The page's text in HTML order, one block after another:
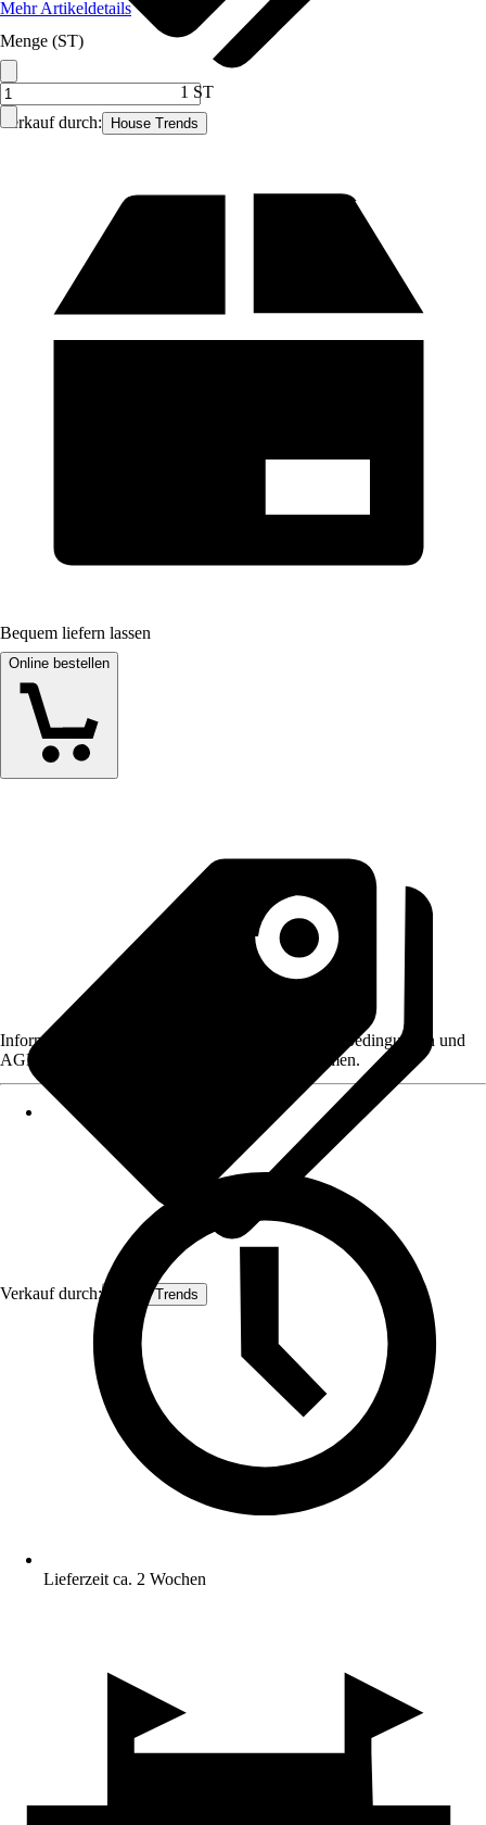
Verkauf durch: House Trends
Mehr Artikeldetails
Menge (ST)
1 ST
Bequem liefern lassen
Online bestellen
Verkauf durch: House Trends
Informationen des Verkäufers, wie z. B. Rückgabebedingungen und
AGB, finden Sie bei Klick auf den Verkäufernamen.
Lieferzeit ca. 2 Wochen